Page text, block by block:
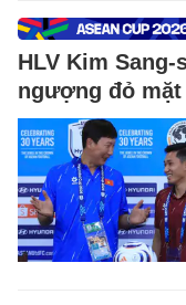
HLV Kim
ngượng đỏ mặt